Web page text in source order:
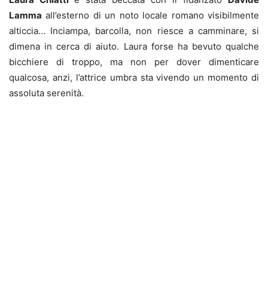
Lamma all’esterno di un noto locale romano visibilmente
alticcia… Inciampa, barcolla, non riesce a camminare, si
dimena in cerca di aiuto. Laura forse ha bevuto qualche
bicchiere di troppo, ma non per dover dimenticare
qualcosa, anzi, l’attrice umbra sta vivendo un momento di
assoluta serenità.